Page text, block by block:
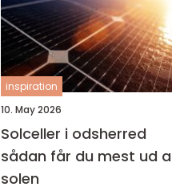
inspiration
10. May 2026
Solceller i odsherred
sådan får du mest ud
solen